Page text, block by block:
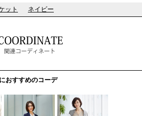
ット ネイビー
おすすめのコーデ